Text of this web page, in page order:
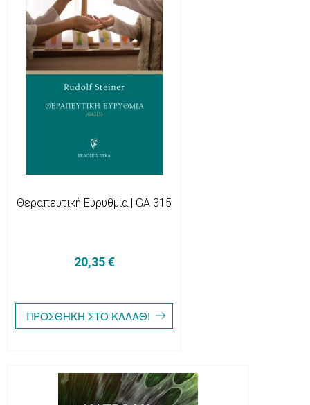
Θεραπευτική Ευρυθμία | GA 315
20,35 €